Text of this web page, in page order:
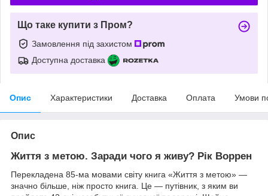
Що таке купити з Пром?
Замовлення під захистом
Доступна доставка
Опис Характеристики Доставка Оплата Умови
Опис
Життя з метою. Заради чого я живу? Рік Воррен
Перекладена 85-ма мовами світу книга «Життя з метою» —
значно більше, ніж просто книга. Це — путівник, з яким ви